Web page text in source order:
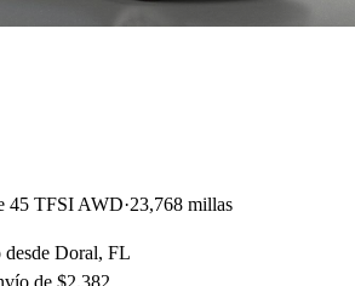
45 TFSI AWD 23,768 millas
Doral, FL